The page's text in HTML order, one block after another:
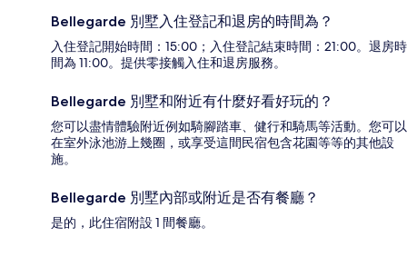
Bellegarde 別墅入住登記和退房的時間為？
入住登記開始時間：15:00；入住登記結束時間：21:00。退房時
間為 11:00。提供零接觸入住和退房服務。
Bellegarde 別墅和附近有什麼好看好玩的？
您可以盡情體驗附近例如騎腳踏車、健行和騎馬等活動。您可以
在室外泳池游上幾圈，或享受這間民宿包含花園等等的其他設
施。
Bellegarde 別墅內部或附近是否有餐廳？
是的，此住宿附設 1 間餐廳。